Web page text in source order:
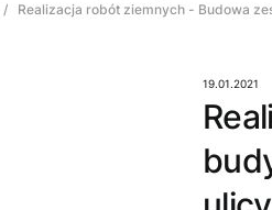
/ Realizacja robót ziemnych - Budowa
19.01.2021